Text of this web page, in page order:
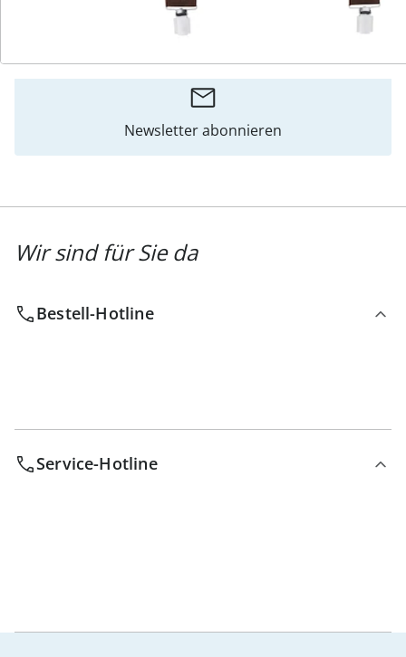
Katalog bestellen
Newsletter abonnieren
Wir sind für Sie da
Bestell-Hotline
Service-Hotline